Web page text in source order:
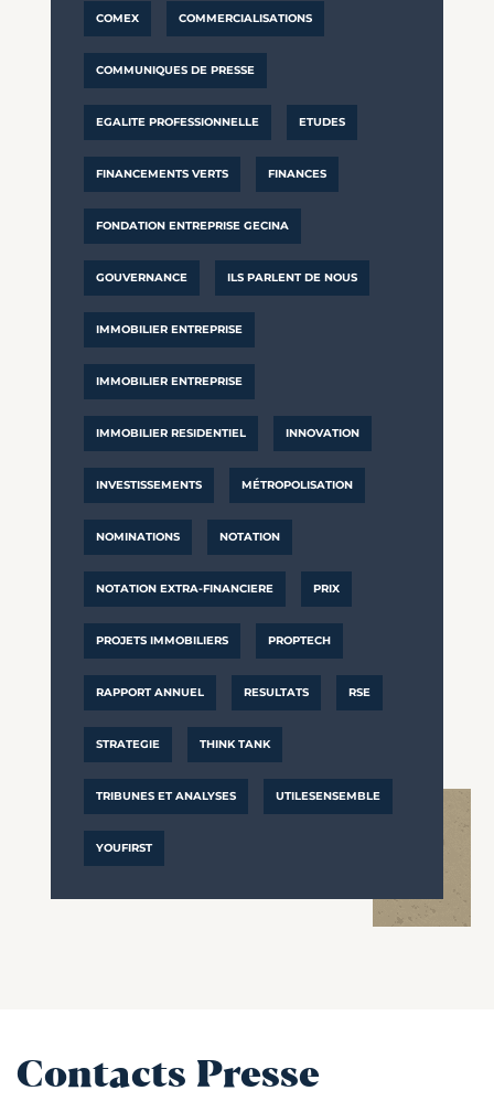
COMEX COMMERCIALISATIONS
COMMUNIQUES DE PRESSE
EGALITE PROFESSIONNELLE ETUDES
FINANCEMENTS VERTS FINANCES
FONDATION ENTREPRISE GECINA
GOUVERNANCE ILS PARLENT DE NOUS
IMMOBILIER ENTREPRISE
IMMOBILIER ENTREPRISE
IMMOBILIER RESIDENTIEL INNOVATION
INVESTISSEMENTS MÉTROPOLISATION
NOMINATIONS NOTATION
NOTATION EXTRA-FINANCIERE PRIX
PROJETS IMMOBILIERS PROPTECH
RAPPORT ANNUEL RESULTATS RSE
STRATEGIE THINK TANK
TRIBUNES ET ANALYSES UTILESENSEMBLE
YOUFIRST
Contacts Presse